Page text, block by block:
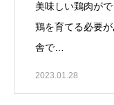
美味しい鶏肉が
鶏を育てる必要
舎で…
2023.01.28